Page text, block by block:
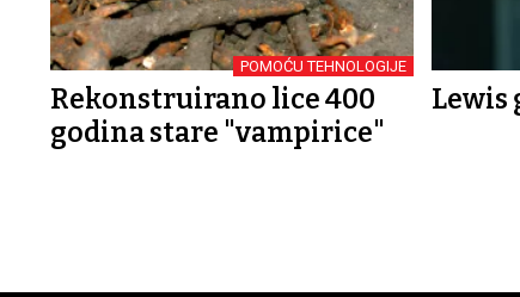
POMOĆU TEHNOLOGIJE
Rekonstruirano lice 400
godina stare "vampirice"
Lewis